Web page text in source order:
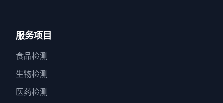
服务项目
食品检测
生物检测
医药检测